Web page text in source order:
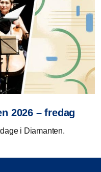
2026 – fredag
i Diamanten.